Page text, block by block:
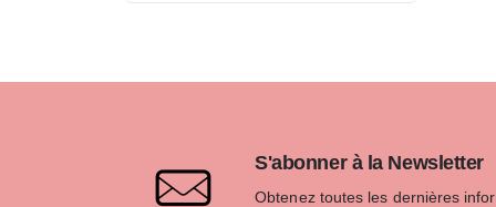
S'abonner à la Newsletter
Obtenez toutes les dernières